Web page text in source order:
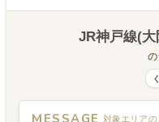
JR神戸線(
の
MESSAGE 対象エリア